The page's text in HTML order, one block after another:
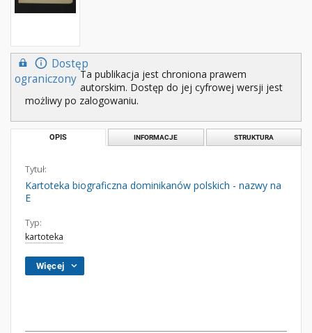
Dostęp
ograniczony Ta publikacja jest chroniona prawem
autorskim. Dostęp do jej cyfrowej wersji jest
możliwy po zalogowaniu.
OPIS INFORMACJE STRUKTURA
Tytuł:
Kartoteka biograficzna dominikanów polskich - nazwy na
E
Typ:
kartoteka
Więcej